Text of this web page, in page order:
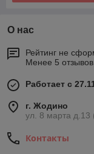
О нас
Рейтинг не
Менее 5
Работает с
г. Жодино
ул. 8 марта д.13
Контакты